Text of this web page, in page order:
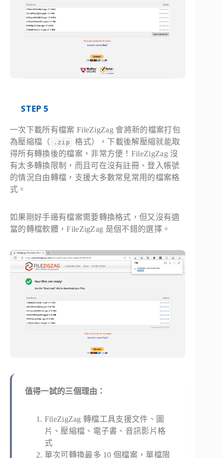
STEP 5
一次下載所有檔案 FileZigZag 會將新的檔案打包
為壓縮檔（
.zip
格式），下載後解壓縮就能取
得所有轉換後的檔案，非常方便！FileZigZag 沒
有太多轉換限制，而且可在沒有註冊、登入帳號
的情況自由轉檔，支援大多數常見常用的檔案格
式。
如果剛好手邊有檔案需要轉換格式，但又沒有適
當的轉檔軟體，FileZigZag 是個不錯的選擇。
值得一試的三個理由：
FileZigZag 轉檔工具支援文件、圖
片、壓縮檔、電子書、音訊影片格
式
單次可轉換最多 10 個檔案，單檔限